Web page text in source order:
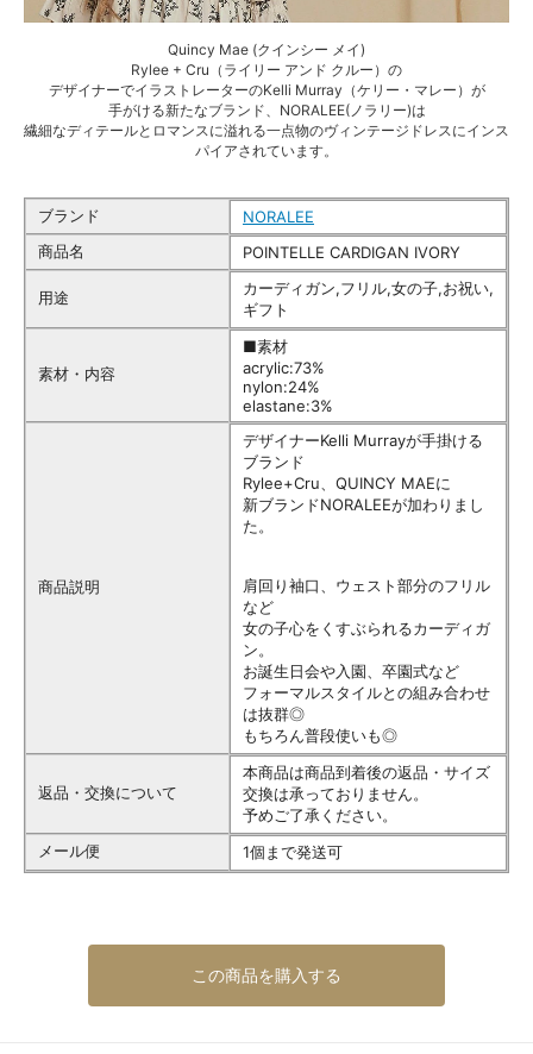
Quincy Mae (クインシー メイ)
Rylee + Cru（ライリー アンド クルー）の
デザイナーでイラストレーターのKelli Murray（ケリー・マレー）が
手がける新たなブランド、NORALEE(ノラリー)は
繊細なディテールとロマンスに溢れる一点物のヴィンテージドレスにインス
パイアされています。
ブランド
NORALEE
商品名
POINTELLE CARDIGAN IVORY
用途
カーディガン,フリル,女の子,お祝い,
ギフト
素材・内容
■素材
acrylic:73%
nylon:24%
elastane:3%
商品説明
デザイナーKelli Murrayが手掛ける
ブランド
Rylee+Cru、QUINCY MAEに
新ブランドNORALEEが加わりまし
た。
肩回り袖口、ウェスト部分のフリル
など
女の子心をくすぶられるカーディガ
ン。
お誕生日会や入園、卒園式など
フォーマルスタイルとの組み合わせ
は抜群◎
もちろん普段使いも◎
返品・交換について
本商品は商品到着後の返品・サイズ
交換は承っておりません。
予めご了承ください。
メール便
1個まで発送可
この商品を購入する